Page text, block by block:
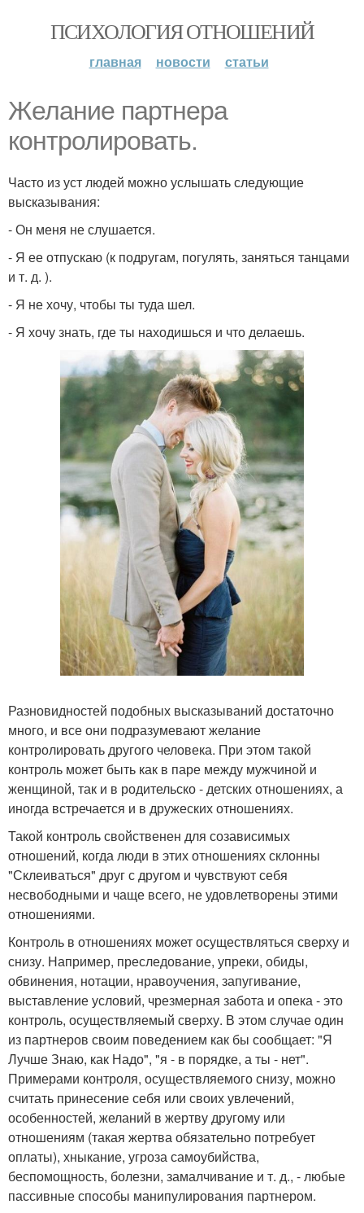
ПСИХОЛОГИЯ ОТНОШЕНИЙ
главная новости статьи
Желание партнера
контролировать.
Часто из уст людей можно услышать следующие
высказывания:
- Он меня не слушается.
- Я ее отпускаю (к подругам, погулять, заняться танцами
и т. д. ).
- Я не хочу, чтобы ты туда шел.
- Я хочу знать, где ты находишься и что делаешь.
Разновидностей подобных высказываний достаточно
много, и все они подразумевают желание
контролировать другого человека. При этом такой
контроль может быть как в паре между мужчиной и
женщиной, так и в родительско - детских отношениях, а
иногда встречается и в дружеских отношениях.
Такой контроль свойственен для созависимых
отношений, когда люди в этих отношениях склонны
"Склеиваться" друг с другом и чувствуют себя
несвободными и чаще всего, не удовлетворены этими
отношениями.
Контроль в отношениях может осуществляться сверху и
снизу. Например, преследование, упреки, обиды,
обвинения, нотации, нравоучения, запугивание,
выставление условий, чрезмерная забота и опека - это
контроль, осуществляемый сверху. В этом случае один
из партнеров своим поведением как бы сообщает: "Я
Лучше Знаю, как Надо", "я - в порядке, а ты - нет".
Примерами контроля, осуществляемого снизу, можно
считать принесение себя или своих увлечений,
особенностей, желаний в жертву другому или
отношениям (такая жертва обязательно потребует
оплаты), хныкание, угроза самоубийства,
беспомощность, болезни, замалчивание и т. д., - любые
пассивные способы манипулирования партнером.